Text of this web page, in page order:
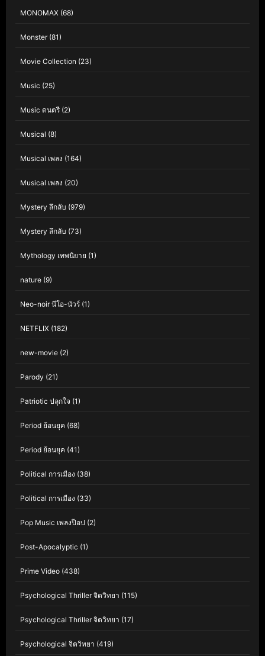
MONOMAX (68)
Monster(81)
Movie Collection (23)
Music (25)
Music ดนตรี (2)
Musical (8)
Musical เพลง (164)
Musical เพลง (20)
Mystery ลึกลับ (979)
Mystery ลึกลับ (73)
Mythology เทพนิยาย (1)
nature (9)
Neo-noir นีโอ-นัวร์ (1)
NETFLIX (182)
new-movie (2)
Parody (21)
Patriotic ปลุกใจ (1)
Period ย้อนยุค (68)
Period ย้อนยุค (41)
Political การเมือง (38)
Political การเมือง (33)
Pop Music เพลงป๊อป (2)
Post-Apocalyptic (1)
Prime Video (438)
Psychological Thriller จิตวิทยา (115)
Psychological Thriller จิตวิทยา (17)
Psychological จิตวิทยา (419)